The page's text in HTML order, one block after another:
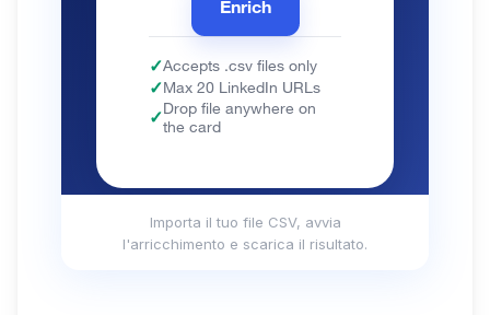
Importa il tuo file CSV, avvia
l'arricchimento e scarica il risultato.